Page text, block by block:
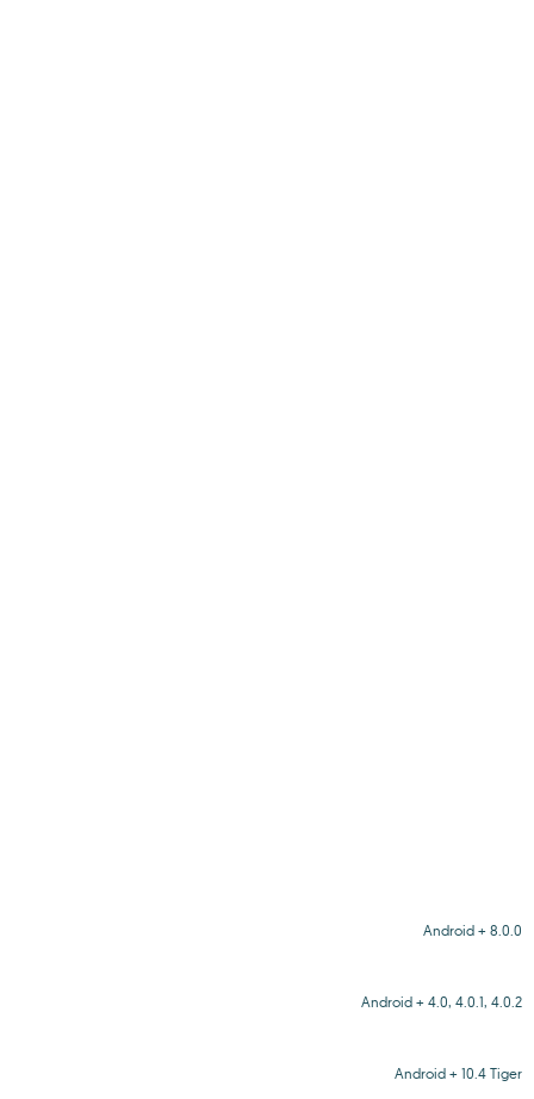
Android + 8.0.0
Android + 4.0, 4.0.1, 4.0.2
Android + 10.4 Tiger